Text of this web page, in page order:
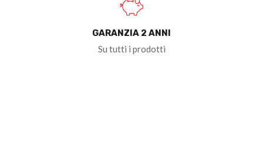
GARANZIA 2 ANNI
Su tutti i prodotti